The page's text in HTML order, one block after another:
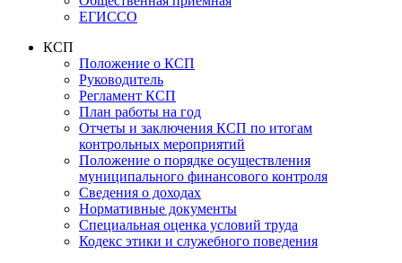
ЕГИССО
КСП
Положение о КСП
Руководитель
Регламент КСП
План работы на год
Отчеты и заключения КСП по итогам
контрольных мероприятий
Положение о порядке осуществления
муниципального финансового контроля
Сведения о доходах
Нормативные документы
Специальная оценка условий труда
Кодекс этики и служебного поведения